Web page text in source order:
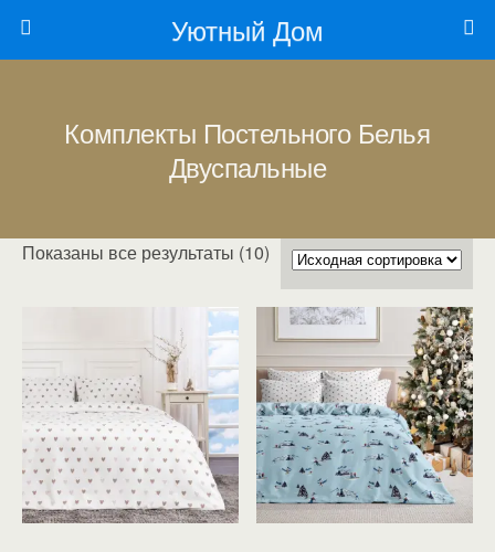
Уютный Дом
Комплекты Постельного Белья
Двуспальные
Показаны все результаты (10)